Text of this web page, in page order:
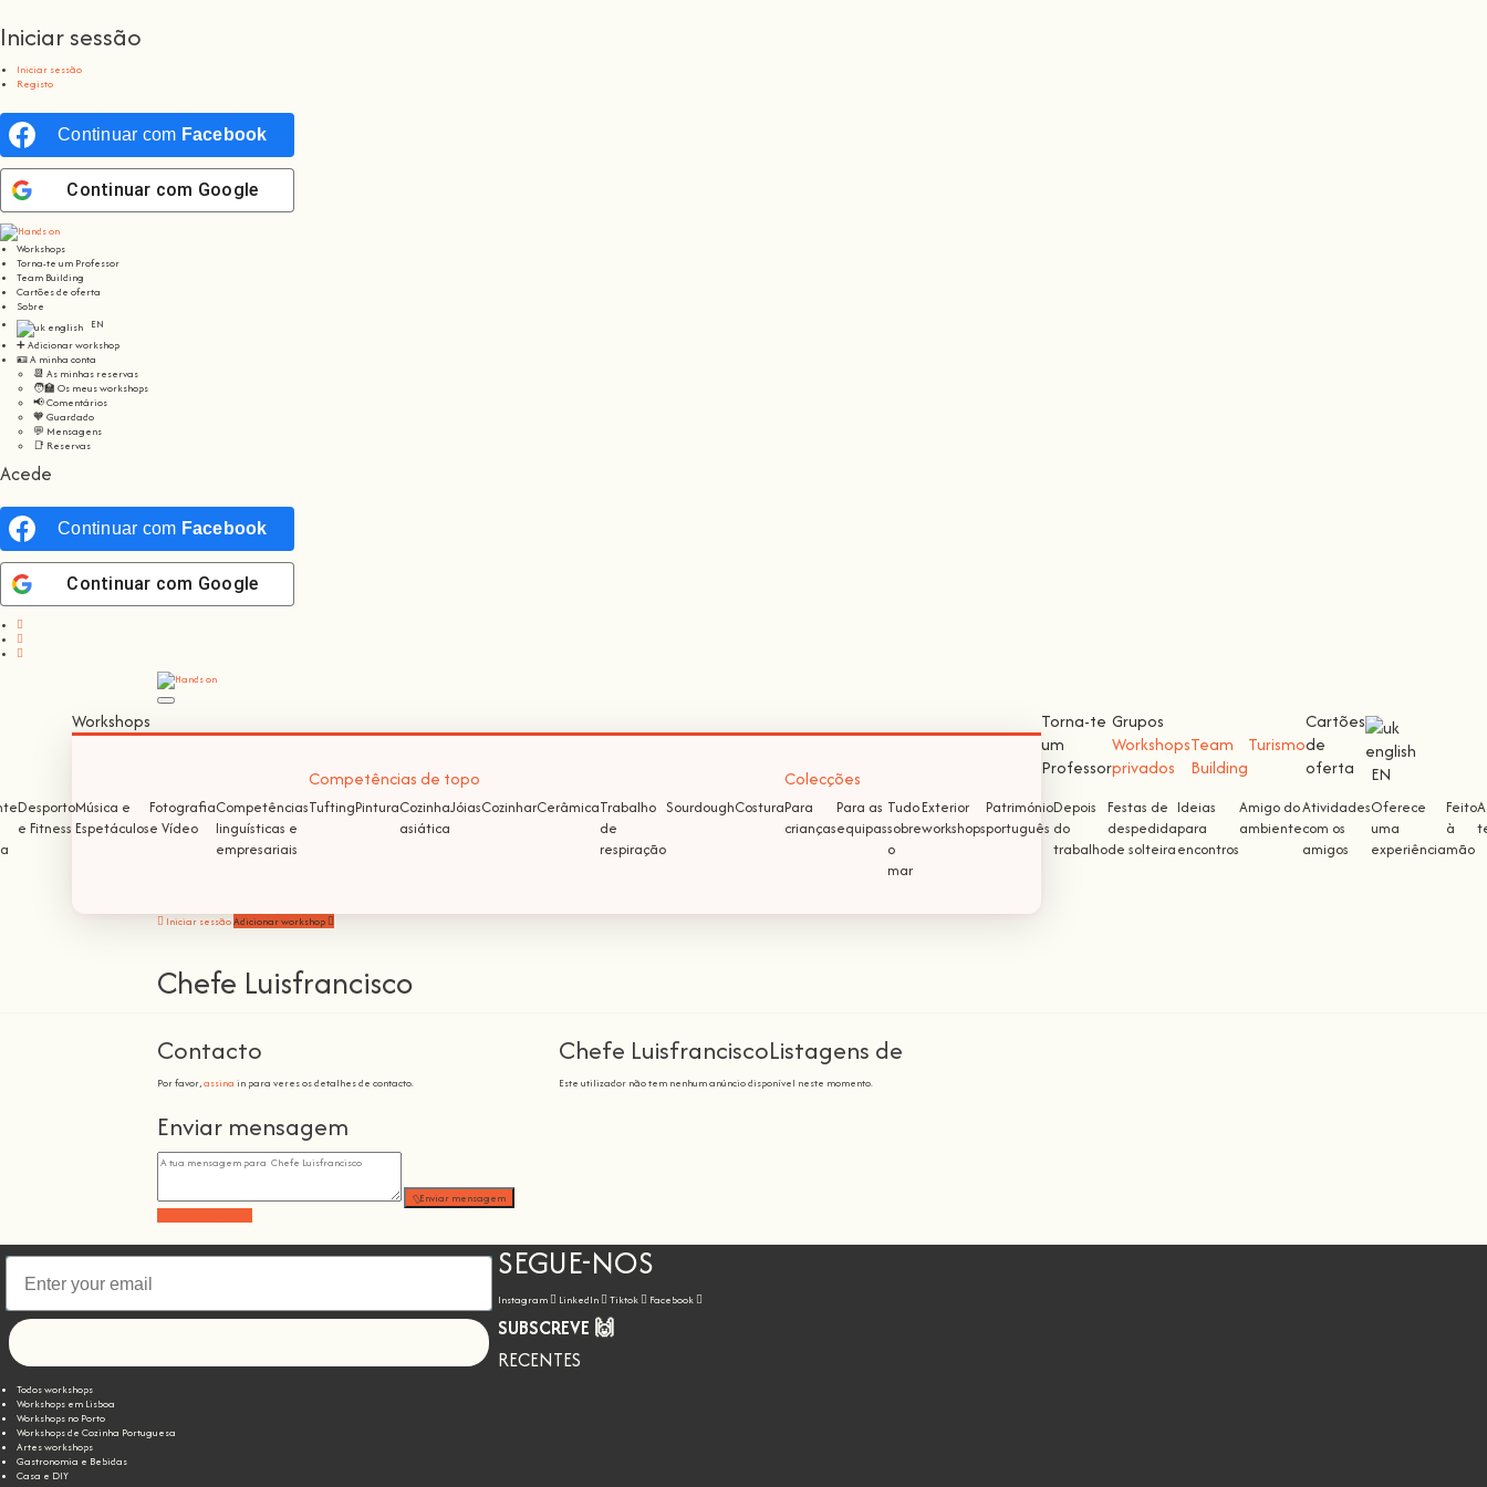
Iniciar sessão
Iniciar sessão
Registo
Continuar com Facebook
Continuar com Google
Workshops
Torna-te um Professor
Team Building
Cartões de oferta
Sobre
EN
➕ Adicionar workshop
🪪 A minha conta
📆 As minhas reservas
🧑‍🏫 Os meus workshops
📢 Comentários
🧡 Guardado
💬 Mensagens
📑 Reservas
Acede
Continuar com Facebook
Continuar com Google
Workshops
Desporto
e Fitness
Música e
Espetáculos
Fotografia
e Vídeo
Competências
linguísticas e
empresariais
Competências de topo
TuftingPinturaCozinha
asiática
JóiasCozinharCerâmicaTrabalho
de
respiração
SourdoughCostura
Colecções
Para
crianças
Para as
equipas
Tudo
sobre
o
mar
Exterior
workshops
Património
português
Depois
do
trabalho
Festas de
despedida
de solteira
Ideias
para
encontros
Amigo do
ambiente
Atividades
com os
amigos
Oferece
uma
experiência
Feito
à
mão
Torna-te
um
Professor
Grupos
Workshops
privados
Team
Building
Turismo
Cartões
de
oferta
EN
Iniciar sessãoAdicionar workshop
Chefe Luisfrancisco
Contacto
Por favor,assina in para veres os detalhes de contacto.
Enviar mensagem
Enviar mensagem
Chefe LuisfranciscoListagens de
Este utilizador não tem nenhum anúncio disponível neste momento.
SEGUE-NOS
Instagram LinkedIn Tiktok Facebook
SUBSCREVE 🙌
RECENTES
Todos workshops
Workshops em Lisboa
Workshops no Porto
Workshops de Cozinha Portuguesa
Artes workshops
Gastronomia e Bebidas
Casa e DIY